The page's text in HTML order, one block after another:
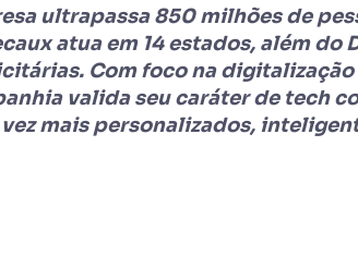
ultrapassa 850 milhões de
atua em 14 estados, além do
Com foco na
valida seu caráter de tech
mais personalizados,